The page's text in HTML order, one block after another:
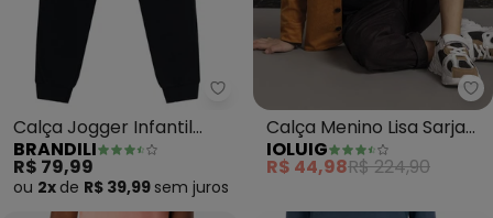
Brandili - Calça Jogger Infantil
Calça Jogger Infantil
Menino em Moletinho
(Preto)
BRANDILI
R$ 79,99
ou 2x de R$ 39,99 sem juros
Calça Menino Lisa Sarja
com Elastano (Preto)
IOLUIG
R$ 44,98R$ 224,90